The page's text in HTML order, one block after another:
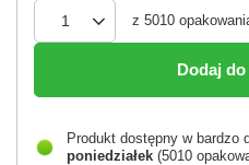
z 5010
Dodaj
Produkt dostępny w bardzo
poniedziałek (5010